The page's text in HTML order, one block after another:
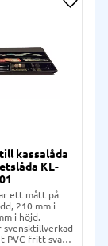
kassalåda
KL-
ett mått på
210 mm i
i höjd.
svensktillverkad
PVC-fritt svart
Lägg